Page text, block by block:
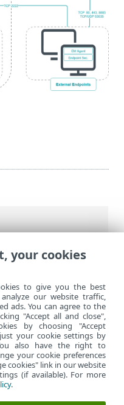
Bridge>ESET
your cookies
to give you the best
our website traffic,
ads. You can agree to the
"Accept all and close",
by choosing "Accept
your cookie settings by
also have the right to
your cookie preferences
cookies" link in our website
(if available). For more
.